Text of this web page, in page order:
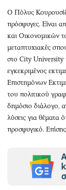
Ο Πόλυς
πρόσφυγες. Είναι
και Οικονομικών
μεταπτυχιακές
στο City University
εγκεκριμένος
Επιστημόνων
του πολιτικού
δημόσιο διάλογο,
λύσεις για θέματα
προσφυγικό.